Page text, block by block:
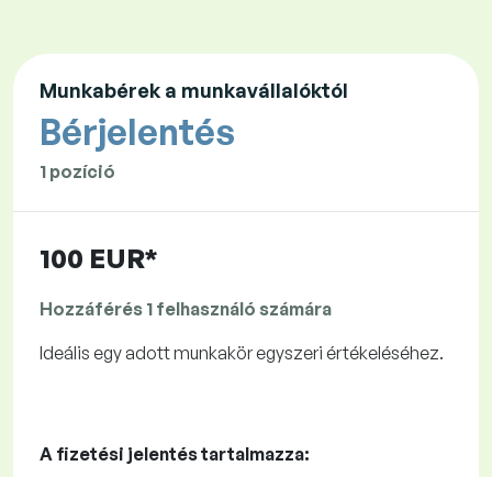
Munkabérek a munkavállalóktól
Bérjelentés
1 pozíció
100 EUR*
Hozzáférés 1 felhasználó számára
Ideális egy adott munkakör egyszeri értékeléséhez.
A fizetési jelentés tartalmazza: